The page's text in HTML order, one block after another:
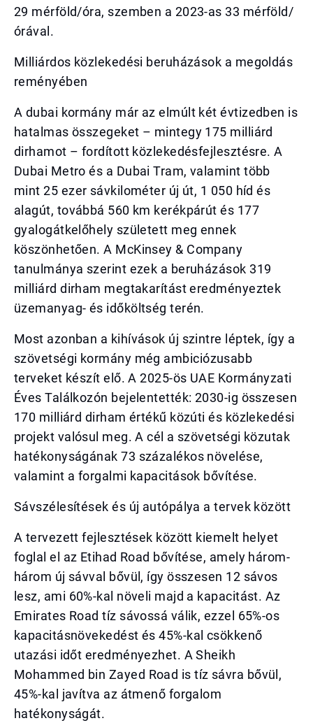
29 mérföld/óra, szemben a 2023-as 33 mérföld/
órával.
Milliárdos közlekedési beruházások a megoldás
reményében
A dubai kormány már az elmúlt két évtizedben is
hatalmas összegeket – mintegy 175 milliárd
dirhamot – fordított közlekedésfejlesztésre. A
Dubai Metro és a Dubai Tram, valamint több
mint 25 ezer sávkilométer új út, 1 050 híd és
alagút, továbbá 560 km kerékpárút és 177
gyalogátkelőhely született meg ennek
köszönhetően. A McKinsey & Company
tanulmánya szerint ezek a beruházások 319
milliárd dirham megtakarítást eredményeztek
üzemanyag- és időköltség terén.
Most azonban a kihívások új szintre léptek, így a
szövetségi kormány még ambiciózusabb
terveket készít elő. A 2025-ös UAE Kormányzati
Éves Találkozón bejelentették: 2030-ig összesen
170 milliárd dirham értékű közúti és közlekedési
projekt valósul meg. A cél a szövetségi közutak
hatékonyságának 73 százalékos növelése,
valamint a forgalmi kapacitások bővítése.
Sávszélesítések és új autópálya a tervek között
A tervezett fejlesztések között kiemelt helyet
foglal el az Etihad Road bővítése, amely három-
három új sávval bővül, így összesen 12 sávos
lesz, ami 60%-kal növeli majd a kapacitást. Az
Emirates Road tíz sávossá válik, ezzel 65%-os
kapacitásnövekedést és 45%-kal csökkenő
utazási időt eredményezhet. A Sheikh
Mohammed bin Zayed Road is tíz sávra bővül,
45%-kal javítva az átmenő forgalom
hatékonyságát.